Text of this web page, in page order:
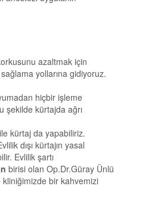
azaltmak için
yollarına gidiyoruz.
hiçbir işleme
şekilde kürtajda ağrı
kürtaj da yapabiliriz.
dışı kürtajın yasal
Evlilik şartı
birisi olan Op.Dr.Güray Ünlü
kliniğimizde bir kahvemizi